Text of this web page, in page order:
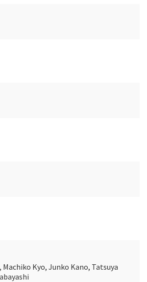
Kyo, Junko Kano, Tatsuya